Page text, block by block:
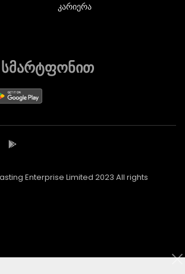
კარიერა
სმარტფონით
Enterprise Limited 2023 All rights